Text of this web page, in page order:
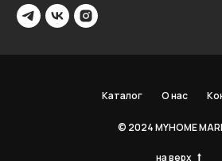
Каталог О нас
© 2024 MYHOME
на верх